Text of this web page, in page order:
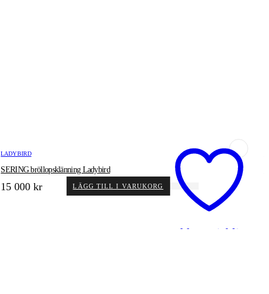
Add to wishlist
LÄGG TILL I VARUKORG
LADYBIRD
SERING bröllopsklänning Ladybird
15 000kr